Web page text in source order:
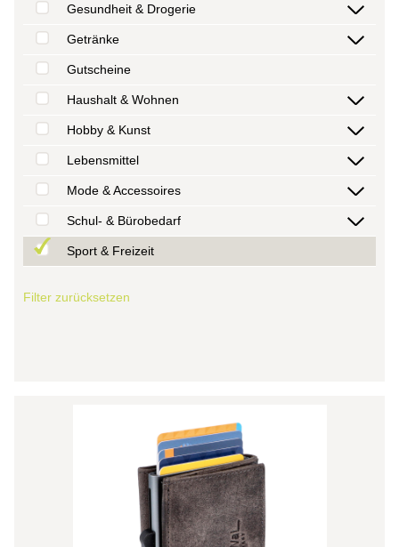
Gesundheit & Drogerie
Getränke
Gutscheine
Haushalt & Wohnen
Hobby & Kunst
Lebensmittel
Mode & Accessoires
Schul- & Bürobedarf
Sport & Freizeit
Filter zurücksetzen